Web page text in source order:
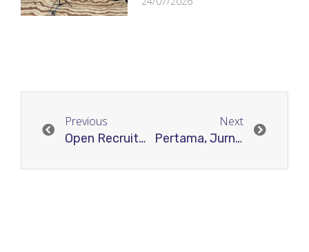
Previous
Open Recruitment FASILITATOR RJI Academy
Next
Pertama, Jurnal RJI menggunakan Blockchain